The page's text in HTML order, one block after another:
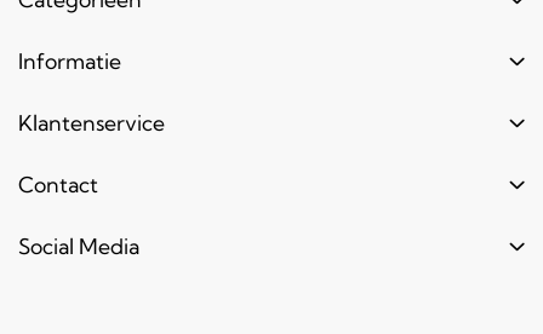
Buizen
Hout
Toebehoren
Reclameframes
Informatie
Login
Bestel informatie
Blogs & laatste nieuws
Klantenservice
Contact
Retourneren
Contact
info@bouwbuis.nl
Social Media